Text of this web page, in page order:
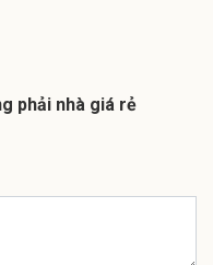
phải nhà giá rẻ